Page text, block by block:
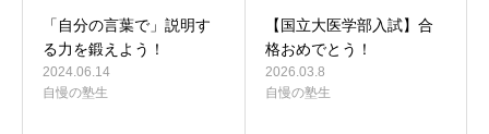
「自分の言葉で」説明す
る力を鍛えよう！
2024.06.14
自慢の塾生
【国立大医学部入試】合
格おめでとう！
2026.03.8
自慢の塾生